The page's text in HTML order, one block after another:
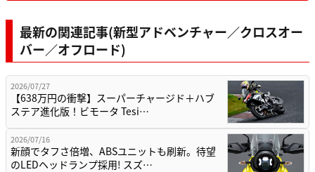
最新の関連記事(新型アドベンチャー／クロスオー
バー／オフロード)
2026/07/27
【638万円の衝撃】スーパーチャージド＋ハブ
ステア進化版！ビモータ Tesi…
2026/07/16
新顔でタフさ倍増、ABSユニットも刷新。待望
のLEDヘッドランプ採用! スズ…